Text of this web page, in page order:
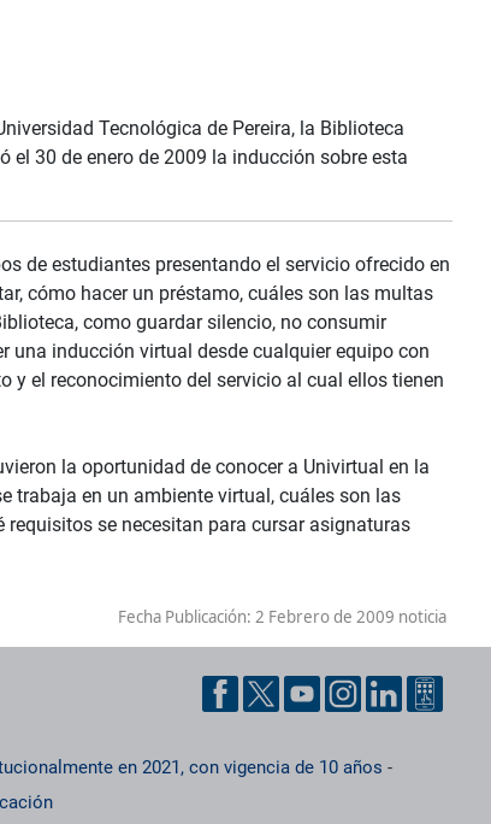
Tecnológica de Pereira, la Biblioteca
el 30 de enero de 2009 la inducción sobre esta
de estudiantes presentando el servicio ofrecido en
cómo hacer un préstamo, cuáles son las multas
como guardar silencio, no consumir
una inducción virtual desde cualquier equipo con
y el reconocimiento del servicio al cual ellos tienen
la oportunidad de conocer a Univirtual en la
trabaja en un ambiente virtual, cuáles son las
se necesitan para cursar asignaturas
Fecha Publicación: 2 Febrero de 2009 noticia
en 2021, con vigencia de 10 años -